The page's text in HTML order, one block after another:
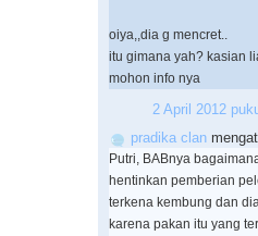
oiya,,dia g mencret..
itu gimana yah? kasian
mohon info nya
2 April 2012
pradika clan
Putri, BABnya
hentinkan pemberian
terkena kembung dan
karena pakan itu yang